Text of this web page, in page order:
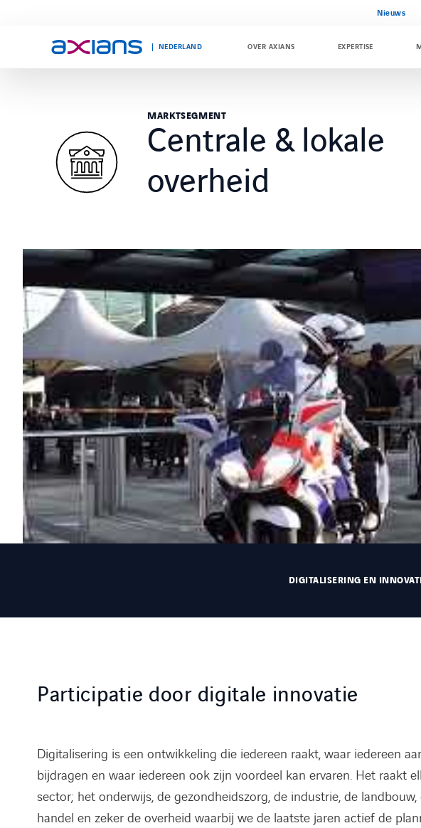
Nieuws
NEDERLAND OVER AXIANS EXPERTISE
keywords
MARKTSEGMENT
Centrale & lokale
overheid
DIGITALISERING EN
Participatie door digitale innovatie
Digitalisering is een ontwikkeling die iedereen raakt, waar iedereen
bijdragen en waar iedereen ook zijn voordeel kan ervaren. Het raakt
sector; het onderwijs, de gezondheidszorg, de industrie, de landbouw,
handel en zeker de overheid waarbij we de laatste jaren actief de